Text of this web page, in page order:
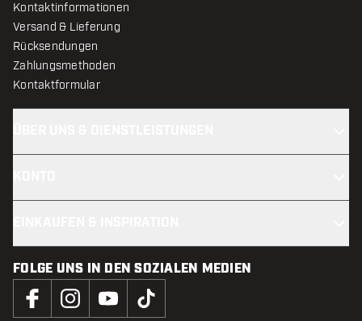
Kontaktinformationen
Versand & Lieferung
Rücksendungen
Zahlungsmethoden
Kontaktformular
FOLGE UNS IN DEN SOZIALEN MEDIEN